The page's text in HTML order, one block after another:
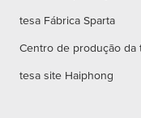
tesa Fábrica Sparta
Centro de produção da
tesa site Haiphong